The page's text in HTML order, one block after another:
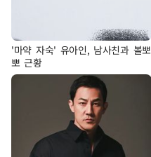
'마약 자숙' 유아인, 남사친과 볼뽀
뽀 근황